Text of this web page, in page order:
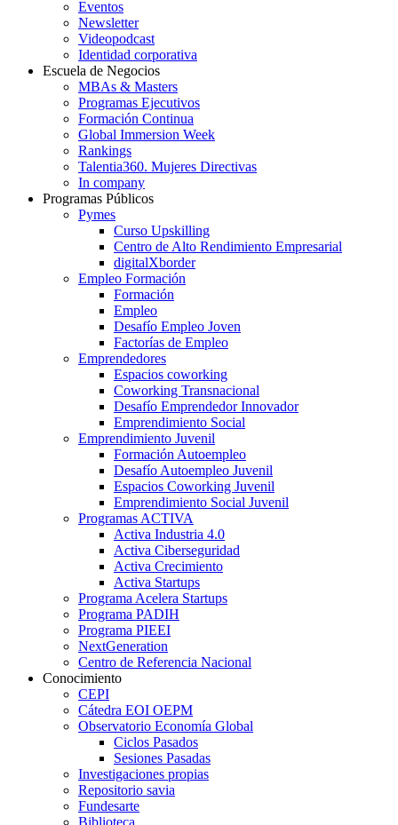
Eventos
Newsletter
Videopodcast
Identidad corporativa
Escuela de Negocios
MBAs & Masters
Programas Ejecutivos
Formación Continua
Global Immersion Week
Rankings
Talentia360. Mujeres Directivas
In company
Programas Públicos
Pymes
Curso Upskilling
Centro de Alto Rendimiento Empresarial
digitalXborder
Empleo Formación
Formación
Empleo
Desafío Empleo Joven
Factorías de Empleo
Emprendedores
Espacios coworking
Coworking Transnacional
Desafío Emprendedor Innovador
Emprendimiento Social
Emprendimiento Juvenil
Formación Autoempleo
Desafío Autoempleo Juvenil
Espacios Coworking Juvenil
Emprendimiento Social Juvenil
Programas ACTIVA
Activa Industria 4.0
Activa Ciberseguridad
Activa Crecimiento
Activa Startups
Programa Acelera Startups
Programa PADIH
Programa PIEEI
NextGeneration
Centro de Referencia Nacional
Conocimiento
CEPI
Cátedra EOI OEPM
Observatorio Economía Global
Ciclos Pasados
Sesiones Pasadas
Investigaciones propias
Repositorio savia
Fundesarte
Biblioteca